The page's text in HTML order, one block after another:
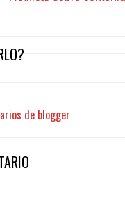
de blogger